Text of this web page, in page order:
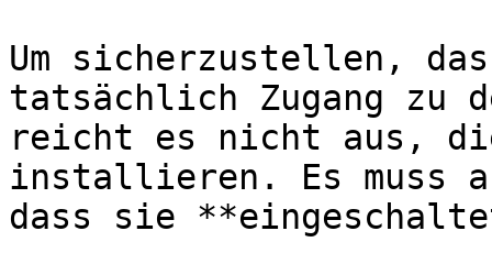
Um sicherzustellen,
tatsächlich Zugang zu
reicht es nicht aus,
installieren. Es muss
dass sie